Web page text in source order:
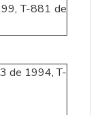
T-881 de
de 1994, T-